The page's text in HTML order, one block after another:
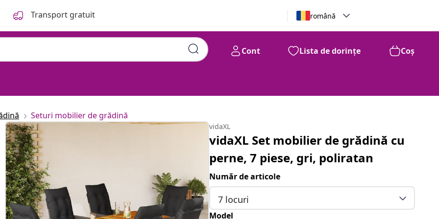
Transport gratuit română
Cont Lista de dorințe Coș
Seturi mobilier de grădină
vidaXL
vidaXL Set mobilier de grădină cu
perne, 7 piese, gri, poliratan
Număr de articole
7 locuri
Model